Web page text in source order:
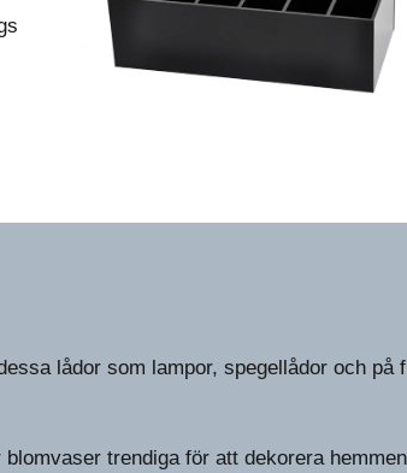
lådor som lampor, spegellådor och
trendiga för att dekorera